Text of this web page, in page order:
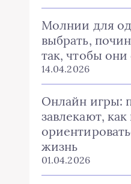
Молнии для
выбрать,
так, чтобы
14.04.2026
Онлайн игры:
завлекают, как
жизнь
01.04.2026